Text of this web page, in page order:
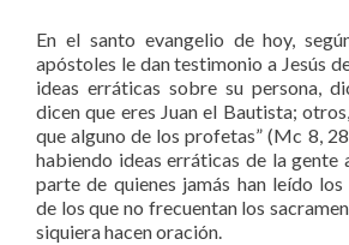
En el santo evangelio de hoy,
apóstoles le dan testimonio a Jesús
ideas erráticas sobre su persona,
dicen que eres Juan el Bautista;
que alguno de los profetas” (Mc 8,
habiendo ideas erráticas de la gente
parte de quienes jamás han leído los
de los que no frecuentan los
siquiera hacen oración.